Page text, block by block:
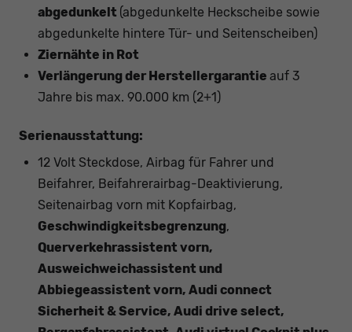
abgedunkelt (abgedunkelte Heckscheibe sowie
abgedunkelte hintere Tür- und Seitenscheiben)
Ziernähte in Rot
Verlängerung der Herstellergarantie auf 3
Jahre bis max. 90.000 km (2+1)
Serienausstattung:
12 Volt Steckdose, Airbag für Fahrer und
Beifahrer, Beifahrerairbag-Deaktivierung,
Seitenairbag vorn mit Kopfairbag,
Geschwindigkeitsbegrenzung,
Querverkehrassistent vorn,
Ausweichweichassistent und
Abbiegeassistent vorn, Audi connect
Sicherheit & Service, Audi drive select,